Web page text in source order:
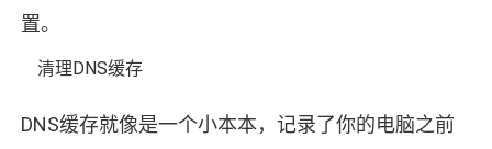
置。
清理DNS缓存
DNS缓存就像是一个小本本，记录了你的电脑之前